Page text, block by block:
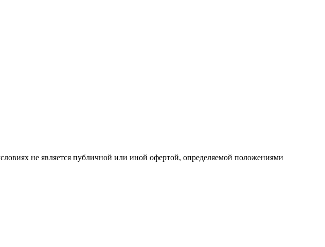
не является публичной или иной офертой, определяемой положениями